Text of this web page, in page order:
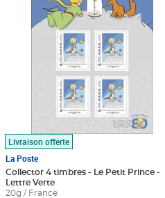
Livraison offerte
La Poste
Collector 4 timbres - Le Petit Prince -
Lettre Verte
20g / France